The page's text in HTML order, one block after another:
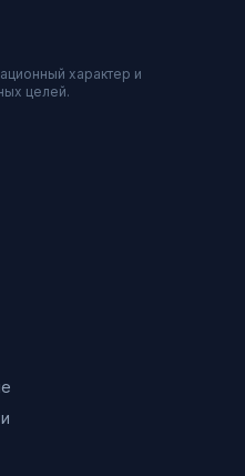
характер и
целей.